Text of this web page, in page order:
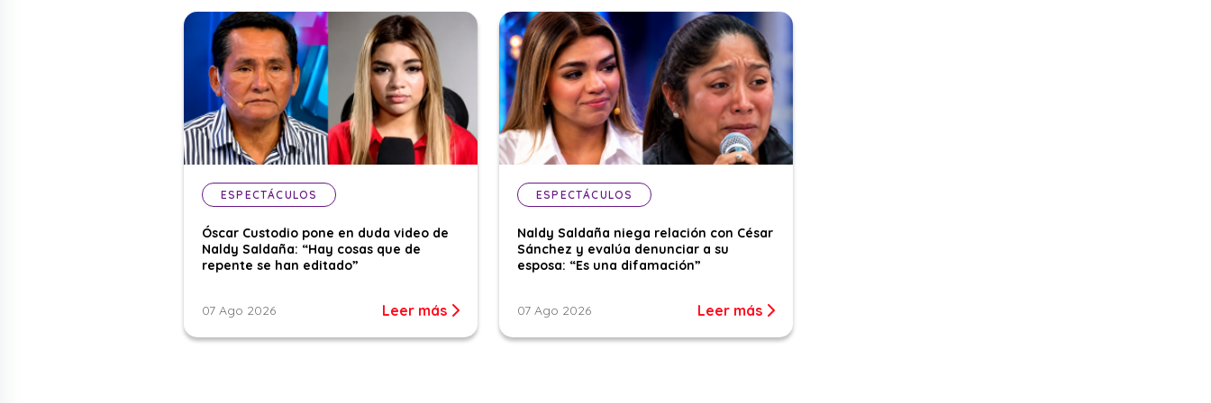
ESPECTÁCULOS
Óscar Custodio pone en duda video de
Naldy Saldaña: “Hay cosas que de
repente se han editado”
07 Ago 2026 Leer más
ESPECTÁCULOS
Naldy Saldaña niega relación con César
Sánchez y evalúa denunciar a su
esposa: “Es una difamación”
07 Ago 2026 Leer más